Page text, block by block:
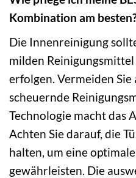
Kombination am
Die Innenreinigung
milden
erfolgen. Vermeiden Sie
scheuernde
Technologie macht das
Achten Sie darauf, die
halten, um eine
gewährleisten. Die